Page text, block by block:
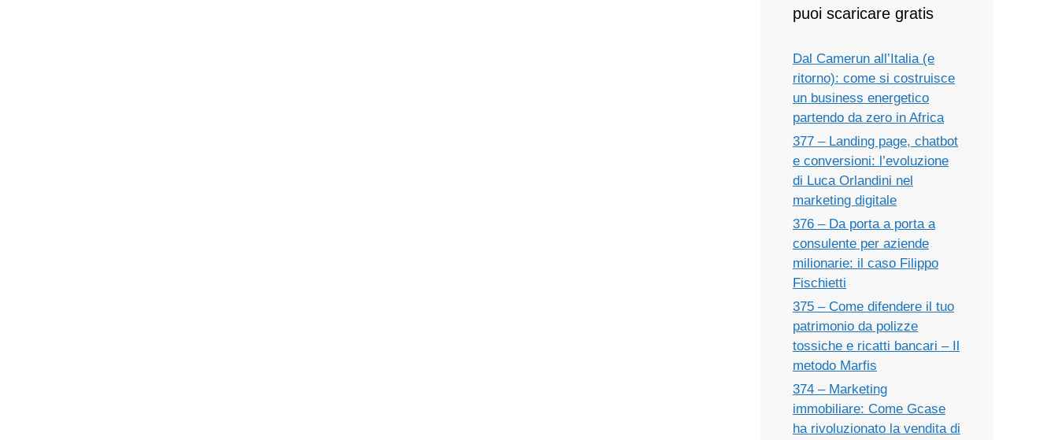
puoi scaricare gratis
Dal Camerun all’Italia (e
ritorno): come si costruisce
un business energetico
partendo da zero in Africa
377 – Landing page, chatbot
e conversioni: l’evoluzione
di Luca Orlandini nel
marketing digitale
376 – Da porta a porta a
consulente per aziende
milionarie: il caso Filippo
Fischietti
375 – Come difendere il tuo
patrimonio da polizze
tossiche e ricatti bancari – Il
metodo Marfis
374 – Marketing
immobiliare: Come Gcase
ha rivoluzionato la vendita di